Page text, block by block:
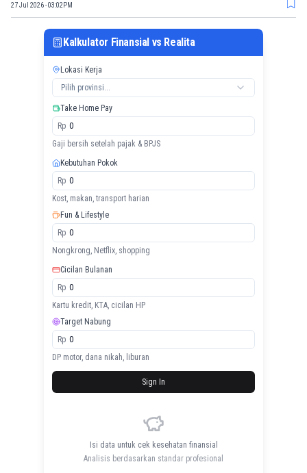
27 Jul 2026 - 03:02PM
Kalkulator Finansial vs Realita
Lokasi Kerja
Pilih provinsi...
Take Home Pay
Rp
Gaji bersih setelah pajak & BPJS
Kebutuhan Pokok
Rp
Kost, makan, transport harian
Fun & Lifestyle
Rp
Nongkrong, Netflix, shopping
Cicilan Bulanan
Rp
Kartu kredit, KTA, cicilan HP
Target Nabung
Rp
DP motor, dana nikah, liburan
Sign In
Isi data untuk cek kesehatan finansial
Analisis berdasarkan standar profesional